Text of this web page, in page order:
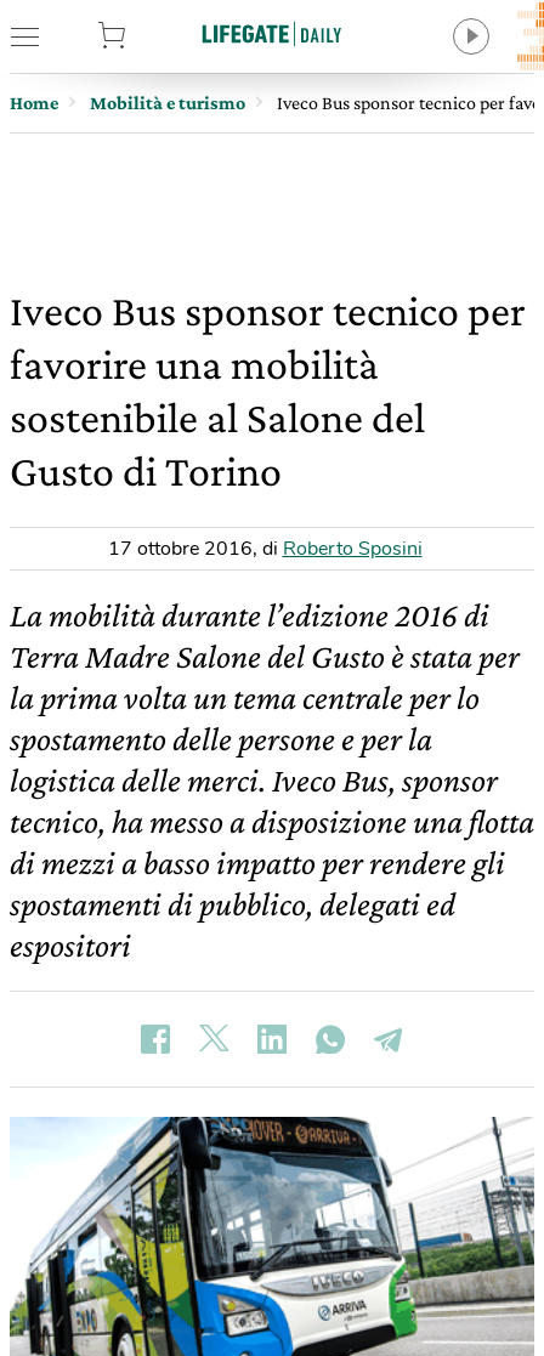
Home Mobilità e turismo Iveco Bus sponsor tecnico per
Iveco Bus sponsor tecnico per
favorire una mobilità
sostenibile al Salone del
Gusto di Torino
17 ottobre 2016, di Roberto Sposini
La mobilità durante l’edizione 2016 di
Terra Madre Salone del Gusto è stata per
la prima volta un tema centrale per lo
spostamento delle persone e per la
logistica delle merci. Iveco Bus, sponsor
tecnico, ha messo a disposizione una flotta
di mezzi a basso impatto per rendere gli
spostamenti di pubblico, delegati ed
espositori